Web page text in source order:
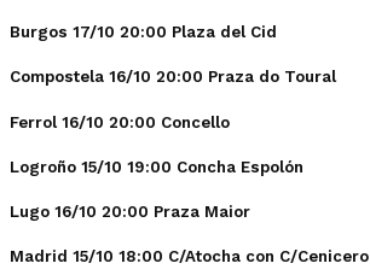
Burgos 17/10 20:00 Plaza del Cid
Compostela 16/10 20:00 Praza do Toural
Ferrol 16/10 20:00 Concello
Logroño 15/10 19:00 Concha Espolón
Lugo 16/10 20:00 Praza Maior
Madrid 15/10 18:00 C/Atocha con C/Cenicero